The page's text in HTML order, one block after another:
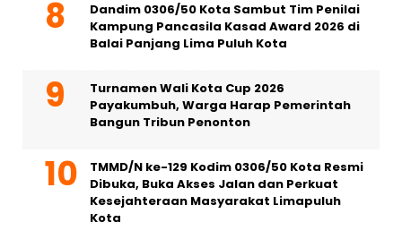
Dandim 0306/50 Kota Sambut Tim Penilai
Kampung Pancasila Kasad Award 2026 di
Balai Panjang Lima Puluh Kota
Turnamen Wali Kota Cup 2026
Payakumbuh, Warga Harap Pemerintah
Bangun Tribun Penonton
TMMD/N ke-129 Kodim 0306/50 Kota Resmi
Dibuka, Buka Akses Jalan dan Perkuat
Kesejahteraan Masyarakat Limapuluh
Kota